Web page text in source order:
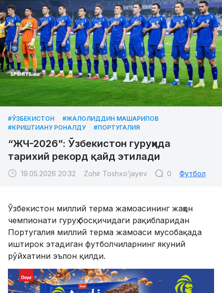
#ЎЗБЕКИСТОН
#ЖАЛОЛИДДИН МАШАРИПОВ
#КРИШТИАНУ РОНАЛДУ
#ПОРТУГАЛИЯ
“ЖЧ-2026”: Ўзбекистон гуруҳида
тарихий рекорд қайд этилади
19.05.2026 20:32 Zohir Toshxo’jayev 0 Футбол
Ўзбекистон миллий терма жамоасининг жаҳон
чемпионати гуруҳ босқичидаги рақибларидан
Португалия миллий терма жамоаси мусобақада
иштирок этадиган футболчиларнинг якуний
рўйхатини эълон қилди.